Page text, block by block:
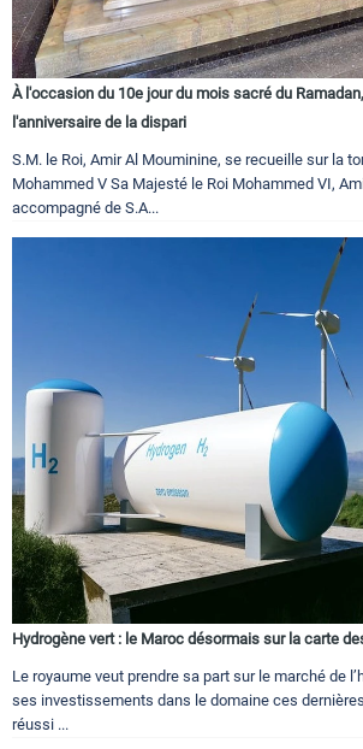
À l'occasion du 10e jour du mois sacré du
l'anniversaire de la dispari
S.M. le Roi, Amir Al Mouminine, se recueille sur la
Mohammed V Sa Majesté le Roi Mohammed VI,
accompagné de S.A...
Hydrogène vert : le Maroc désormais sur la carte
Le royaume veut prendre sa part sur le marché de
ses investissements dans le domaine ces
réussi ...